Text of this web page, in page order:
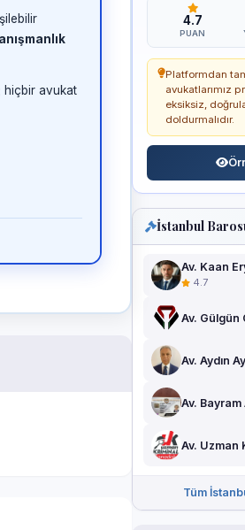
hiçbir avukat
4.7
PUAN
Platformdan
avukatlarımız
eksiksiz,
doldurmalıdır.
İstanbul
Av. Kaan
4.7
Av. Gülgün
Av. Aydın
Av. Bayram
Av. Uzman
Tüm